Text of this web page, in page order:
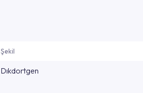
Şekil
Dıkdortgen